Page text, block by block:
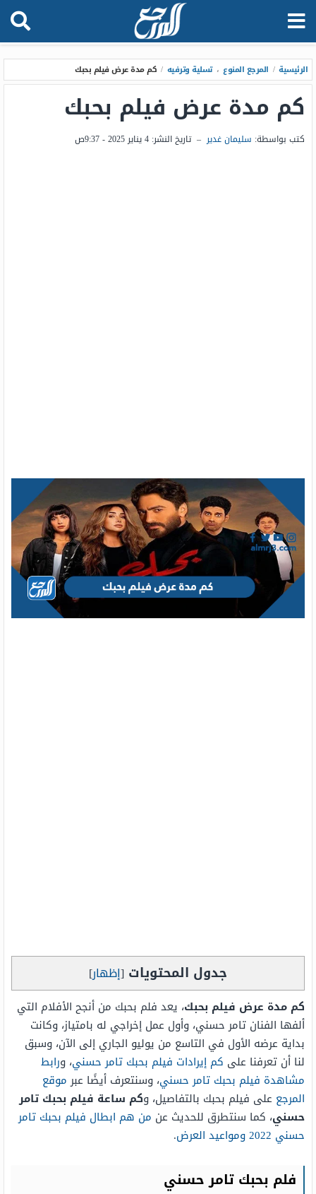
الرئيسية / المرجع المنوع ، تسلية وترفيه / كم مدة عرض فيلم بحبك
كم مدة عرض فيلم بحبك
كتب بواسطة: سليمان غدير – تاريخ النشر: 4 يناير 2025 - 9:37ص
جدول المحتويات [إظهار]
كم مدة عرض فيلم بحبك، يعد فلم بحبك من أنجح الأفلام التي
ألفها الفنان تامر حسني، وأول عمل إخراجي له بامتياز، وكانت
بداية عرضه الأول في التاسع من يوليو الجاري إلى الآن، وسبق
لنا أن تعرفنا على كم إيرادات فيلم بحبك تامر حسني، ورابط
مشاهدة فيلم بحبك تامر حسني، وسنتعرف أيضًا عبرموقع
المرجع على فيلم بحبك بالتفاصيل، وكم ساعة فيلم بحبك تامر
حسني، كما سنتطرق للحديث عن من هم ابطال فيلم بحبك تامر
حسني 2022 ومواعيد العرض
.
فلم بحبك تامر حسني